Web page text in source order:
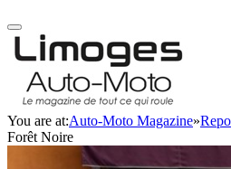
You are at:Auto-Moto Magazine»
Forêt Noire